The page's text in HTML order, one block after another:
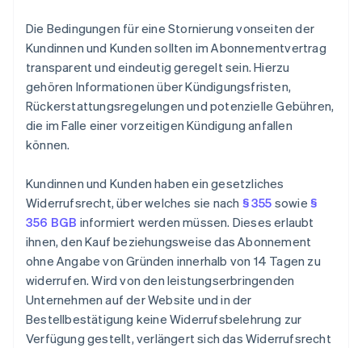
Die Bedingungen für eine Stornierung vonseiten der
Kundinnen und Kunden sollten im Abonnementvertrag
transparent und eindeutig geregelt sein. Hierzu
gehören Informationen über Kündigungsfristen,
Rückerstattungsregelungen und potenzielle Gebühren,
die im Falle einer vorzeitigen Kündigung anfallen
können.
Kundinnen und Kunden haben ein gesetzliches
Widerrufsrecht, über welches sie nach § 355 sowie§
356 BGB informiert werden müssen. Dieses erlaubt
ihnen, den Kauf beziehungsweise das Abonnement
ohne Angabe von Gründen innerhalb von 14 Tagen zu
widerrufen. Wird von den leistungserbringenden
Unternehmen auf der Website und in der
Bestellbestätigung keine Widerrufsbelehrung zur
Verfügung gestellt, verlängert sich das Widerrufsrecht